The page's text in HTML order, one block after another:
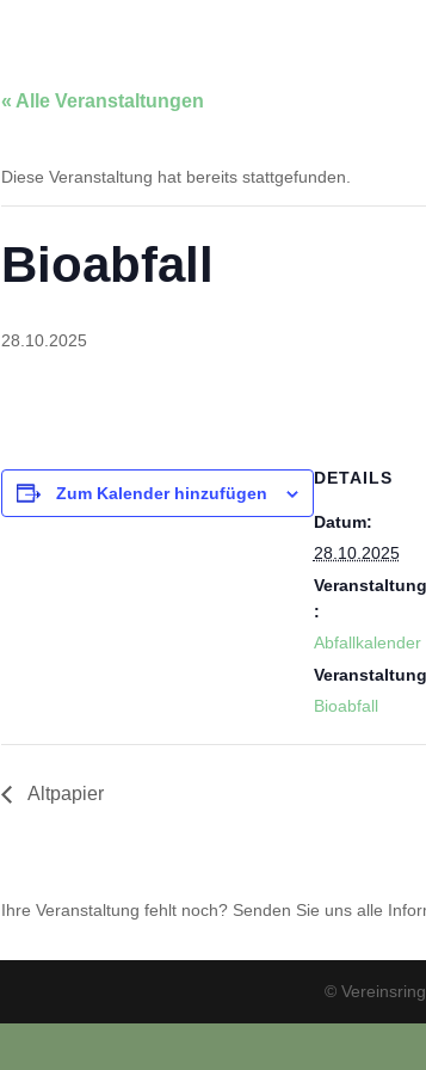
« Alle Veranstaltungen
Diese Veranstaltung hat bereits stattgefunden.
Bioabfall
28.10.2025
Zum Kalender hinzufügen
DETAILS
Datum:
28.10.2025
:
Abfallkalender
Bioabfall
Altpapier
Ihre Veranstaltung fehlt noch? Senden Sie uns alle
©